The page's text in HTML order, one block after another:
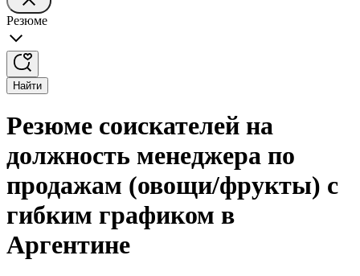
Резюме
Найти
Резюме соискателей на
должность менеджера по
продажам (овощи/фрукты) с
гибким графиком в
Аргентине